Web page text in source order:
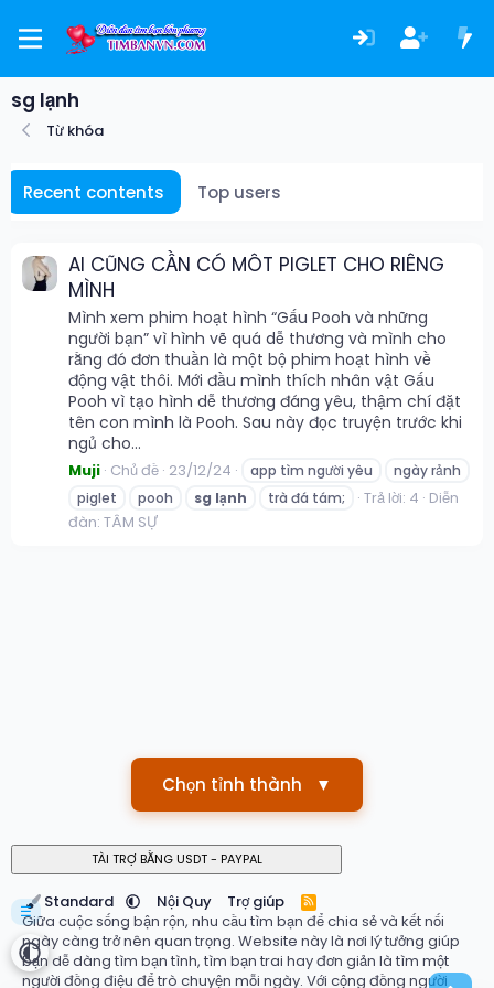
sg lạnh
Từ khóa
Recent contents Top users
AI CŨNG CẦN CÓ MÔT PIGLET CHO RIÊNG
MÌNH
Mình xem phim hoạt hình “Gấu Pooh và những
người bạn” vì hình vẽ quá dễ thương và mình cho
rằng đó đơn thuần là một bộ phim hoạt hình về
động vật thôi. Mới đầu mình thích nhân vật Gấu
Pooh vì tạo hình dễ thương đáng yêu, thậm chí đặt
tên con mình là Pooh. Sau này đọc truyện trước khi
ngủ cho...
Muji Chủ đề 23/12/24 app tìm người yêu
ngày rảnh
piglet
pooh sg lạnh trà đá tám; Trả lời: 4 Diễn
đàn: TÂM SỰ
Chọn tỉnh thành ▼
Standard Nội Quy Trợ giúp
R
S
S
Giữa cuộc sống bận rộn, nhu cầu tìm bạn để chia sẻ và kết nối
ngày càng trở nên quan trọng. Website này là nơi lý tưởng giúp
bạn dễ dàng tìm bạn tình, tìm bạn trai hay đơn giản là tìm một
người đồng điệu để trò chuyện mỗi ngày. Với cộng đồng người
☰